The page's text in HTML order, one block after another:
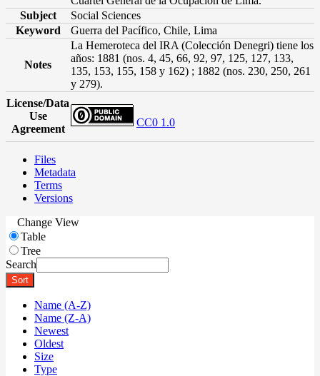
Subject
Social Sciences
Keyword
Guerra del Pacífico, Chile, Lima
Notes
La Hemeroteca del IRA (Colección Denegri) tiene los
años: 1881 (nos. 4, 45, 66, 92, 97, 125, 127, 133,
135, 153, 155, 158 y 162) ; 1882 (nos. 230, 250, 261
y 279).
License/Data
Use
Agreement
CC0 1.0
Files
Metadata
Terms
Versions
Change View
Table
Tree
Search
Sort
Name (A-Z)
Name (Z-A)
Newest
Oldest
Size
Type